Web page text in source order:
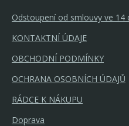
Odstoupení od smlouvy ve 14
KONTAKTNÍ ÚDAJE
OBCHODNÍ PODMÍNKY
OCHRANA OSOBNÍCH ÚDAJŮ
RÁDCE K NÁKUPU
Doprava